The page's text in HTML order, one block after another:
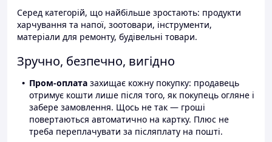
Серед категорій, що найбільше зростають: продукти
харчування та напої, зоотовари, інструменти,
матеріали для ремонту, будівельні товари.
Зручно, безпечно, вигідно
Пром-оплата захищає кожну покупку: продавець
отримує кошти лише після того, як покупець огляне і
забере замовлення. Щось не так — гроші
повертаються автоматично на картку. Плюс не
треба переплачувати за післяплату на пошті.